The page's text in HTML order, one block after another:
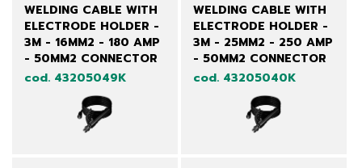
WELDING CABLE WITH
ELECTRODE HOLDER -
3M - 16MM2 - 180 AMP
- 50MM2 CONNECTOR
cod. 43205049K
WELDING CABLE WITH
ELECTRODE HOLDER -
3M - 25MM2 - 250 AMP
- 50MM2 CONNECTOR
cod. 43205040K